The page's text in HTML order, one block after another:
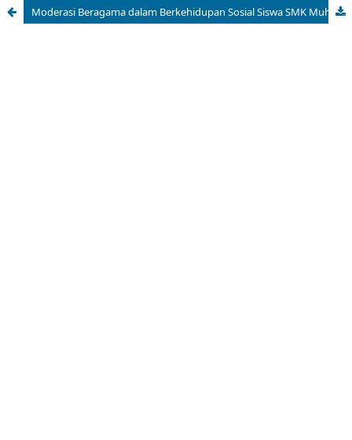
Moderasi Beragama dalam Berkehidupan Sosial Siswa SMK Muhammmadiyah Way Sulan